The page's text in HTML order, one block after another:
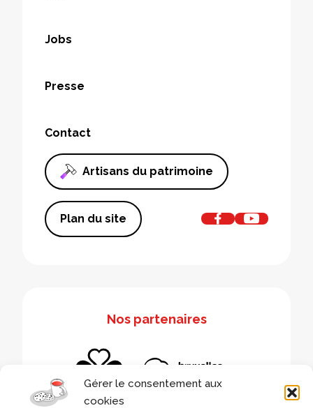
Gérer le consentement aux
cookies
Jobs
Presse
Contact
Artisans du patrimoine
Plan du site
Nos partenaires